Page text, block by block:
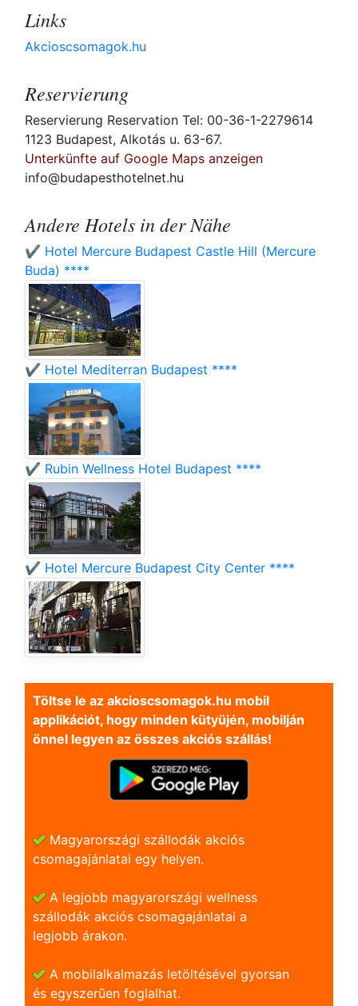
Links
Akcioscsomagok.hu
Reservierung
Reservierung Reservation Tel: 00-36-1-2279614
1123 Budapest, Alkotás u. 63-67.
Unterkünfte auf Google Maps anzeigen
info@budapesthotelnet.hu
Andere Hotels in der Nähe
✔️ Hotel Mercure Budapest Castle Hill (Mercure
Buda) ****
✔️ Hotel Mediterran Budapest ****
✔️ Rubin Wellness Hotel Budapest ****
✔️ Hotel Mercure Budapest City Center ****
Töltse le az akcioscsomagok.hu mobil
applikációt, hogy minden kütyüjén, mobilján
önnel legyen az összes akciós szállás!
Magyarországi szállodák akciós
csomagajánlatai egy helyen.
A legjobb magyarországi wellness
szállodák akciós csomagajánlatai a
legjobb árakon.
A mobilalkalmazás letöltésével gyorsan
és egyszerũen foglalhat.